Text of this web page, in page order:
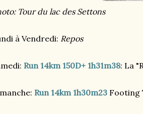
Tour du lac des Settons
à Vendredi: Repos
Run 14km 150D+ 1h31m38: La
Run 14km 1h30m23 Footing